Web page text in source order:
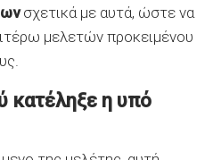
σχετικά με αυτά, ώστε να
μελετών προκειμένου
κατέληξε η υπό